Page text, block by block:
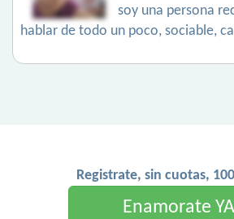
soy una persona
hablar de todo un poco, sociable,
Registrate, sin cuotas,
Enamorate